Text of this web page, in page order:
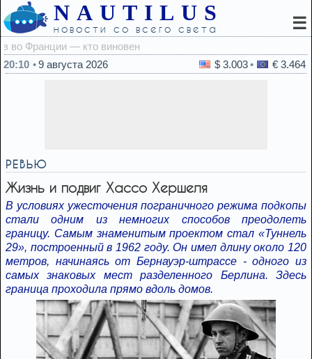
NAUTILUS
новости со всего света ☰
20:10
9 августа 2026 $ 3.003 € 3.464
РЕВЬЮ
Жизнь и подвиг Хассо Хершеля
В условиях ужесточения пограничного режима подкопы
стали одним из немногих способов преодолеть
границу. Самым знаменитым проектом стал «Туннель
29», построенный в 1962 году. Он имел длину около 120
метров, начинаясь от Бернауэр-штрассе - одного из
самых знаковых мест разделенного Берлина. Здесь
граница проходила прямо вдоль домов.